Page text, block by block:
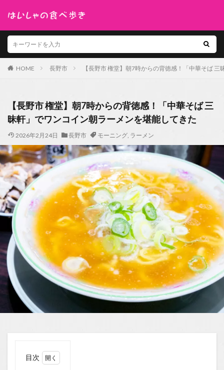
HOME 長野市 【長野市 権堂】朝7時からの背徳感！「中華そば
【長野市 権堂】朝7時からの背徳感！「中華そば 三
昧軒」でワンコイン朝ラーメンを堪能してきた
2026年2月24日 長野市 モーニング, ラーメン
目次